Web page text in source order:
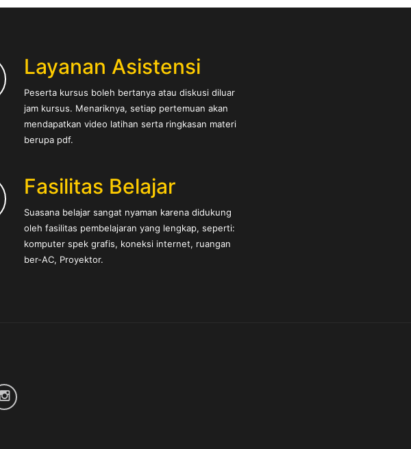
Layanan Asistensi
Peserta kursus boleh bertanya atau diskusi diluar
jam kursus. Menariknya, setiap pertemuan akan
mendapatkan video latihan serta ringkasan materi
berupa pdf.
Fasilitas Belajar
Suasana belajar sangat nyaman karena didukung
oleh fasilitas pembelajaran yang lengkap, seperti:
komputer spek grafis, koneksi internet, ruangan
ber-AC, Proyektor.